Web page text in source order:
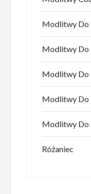
Modlitwy Do
Modlitwy Do
Modlitwy Do
Modlitwy Do
Modlitwy Do
Różaniec